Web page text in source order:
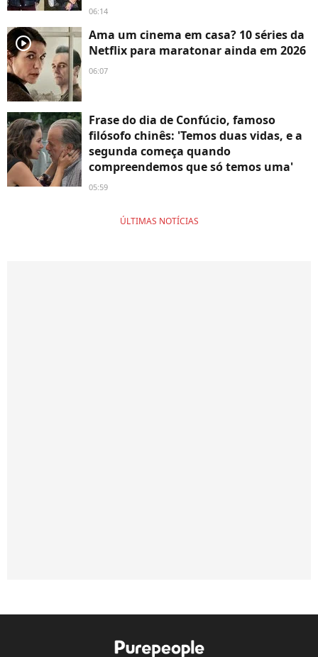
06:14
player2
Ama um cinema em casa? 10 séries da
Netflix para maratonar ainda em 2026
06:07
Frase do dia de Confúcio, famoso
filósofo chinês: 'Temos duas vidas, e a
segunda começa quando
compreendemos que só temos uma'
05:59
ÚLTIMAS NOTÍCIAS